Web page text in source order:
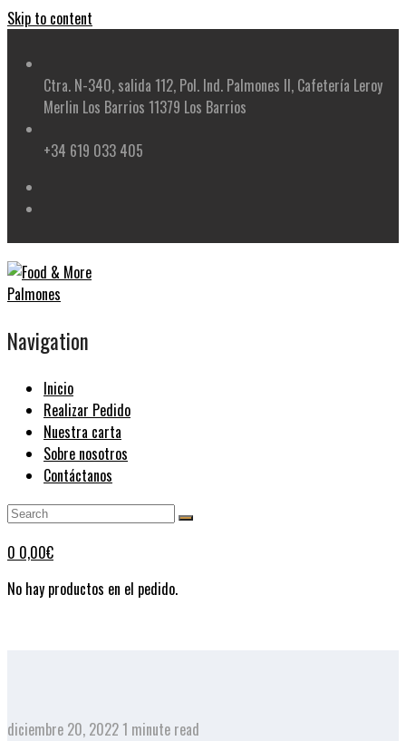
Skip to content
Ctra. N-340, salida 112, Pol. Ind. Palmones II, Cafetería Leroy
Merlin Los Barrios 11379 Los Barrios
+34 619 033 405
Navigation
Inicio
Realizar Pedido
Nuestra carta
Sobre nosotros
Contáctanos
0 0,00€
No hay productos en el pedido.
diciembre 20, 2022 1 minute read